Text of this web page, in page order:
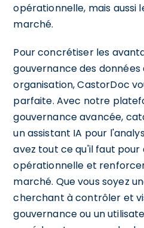
opérationnelle, mais aussi
marché.
Pour concrétiser les
gouvernance des données
organisation, CastorDoc
parfaite. Avec notre
gouvernance avancée,
un assistant IA pour
avez tout ce qu'il faut
opérationnelle et
marché. Que vous soyez
cherchant à contrôler et
gouvernance ou un